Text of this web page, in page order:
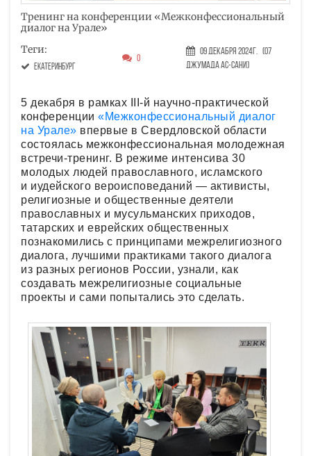
Тренинг на конференции «Межконфессиональный
диалог на Урале»
Теги:
Екатеринбург
0
09 Декабря 2024г. (07
Джумада ас-сани)
5 декабря в рамках III-й научно-практической
конференции «Межконфессиональный диалог
на Урале» впервые в Свердловской области
состоялась межконфессиональная молодежная
встречи-тренинг. В режиме интенсива 30
молодых людей православного, исламского
и иудейского вероисповеданий — активисты,
религиозные и общественные деятели
православных и мусульманских приходов,
татарских и еврейских общественных
познакомились с принципами межрелигиозного
диалога, лучшими практиками такого диалога
из разных регионов России, узнали, как
создавать межрелигиозные социальные
проекты и сами попытались это сделать.